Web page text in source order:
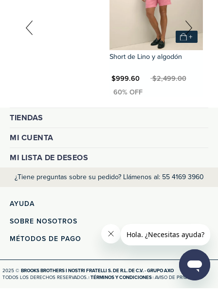
+
Short de Lino y algodón
MXN $999.60MXN $2,499.00
TIENDAS
MI CUENTA
MI LISTA DE DESEOS
¿Tiene preguntas sobre su pedido? Llámenos al: 55 4169 3960
AYUDA
SOBRE NOSOTROS
MÉTODOS DE PAGO
2025 © BROOKS BROTHERS I NOSTRI FRATELLI S. DE R.L. DE C.V. - GRUPO AXO
TODOS LOS DERECHOS RESERVADOS. | TÉRMINOS Y CONDICIONES | AVISO DE PRIVACIDAD